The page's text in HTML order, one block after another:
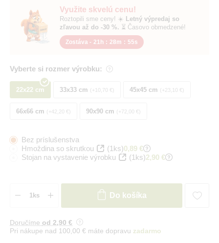
Využite skvelú cenu!
Roztopili sme ceny! ☀️ Letný výpredaj so
zľavou až do -30 %. ⏳ Časovo obmedzené!
Zostáva - 21h : 28m : 55s
Vyberte si rozmer výrobku:
22x22 cm 33x33 cm +10,70 € 45x45 cm +23,10 €
66x66 cm +42,20 € 90x90 cm +72,00 €
Bez príslušenstva
Hmoždina so skrutkou
(1ks)0,89 €
Stojan na vystavenie výrobku
(1ks)2,90 €
Do košíka
Doručíme od 2,90 €
Pri nákupe nad 100,00 € máte dopravu zadarmo